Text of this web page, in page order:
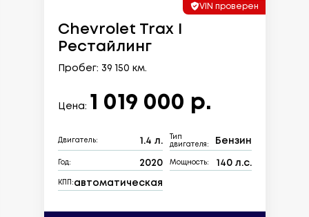
VIN проверен
Chevrolet Trax I
Рестайлинг
Пробег: 39 150 км.
Цена: 1 019 000 р.
Двигатель: 1.4 л.
Тип
двигателя:
Бензин
Год: 2020 Мощность: 140 л.с.
КПП: автоматическая